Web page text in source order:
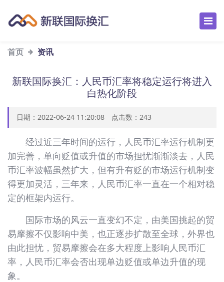
首页 资讯
新联国际换汇：人民币汇率将稳定运行将进入
白热化阶段
日期：2022-06-24 11:20:08 点击数： 243
经过近三年时间的运行，人民币汇率运行机制更
加完善，单向贬值或升值的市场担忧渐渐淡去，人民
币汇率波幅虽然扩大，但有升有贬的市场运行机制变
得更加灵活，三年来，人民币汇率一直在一个相对稳
定的框架内运行。
国际市场的风云一直变幻不定，由美国挑起的贸
易摩擦不仅影响中美，也正逐步扩散至全球，外界也
由此担忧，贸易摩擦会在多大程度上影响人民币汇
率，人民币汇率会否出现单边贬值或单边升值的现
象。